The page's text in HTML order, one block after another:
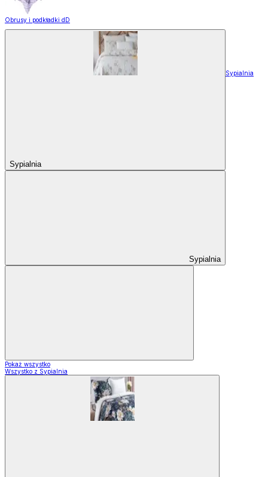
Obrusy i podkładki dD
Sypialnia
Sypialnia
Sypialnia
Pokaż wszystko
Wszystko z Sypialnia